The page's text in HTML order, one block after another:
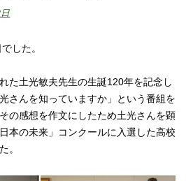
した。
た土光敏夫先生の生誕120年を記念し
さんを知っていますか」という番組を
の感想を作文にしたため土光さんを顕
本の未来」コンクールに入選した高校
。